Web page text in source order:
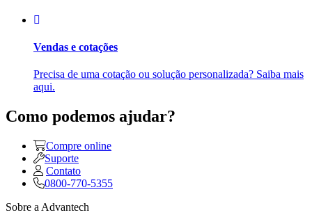
Vendas e cotações
Precisa de uma cotação ou solução personalizada? Saiba mais
aqui.
Como podemos ajudar?
Compre online
Suporte
Contato
0800-770-5355
Sobre a Advantech